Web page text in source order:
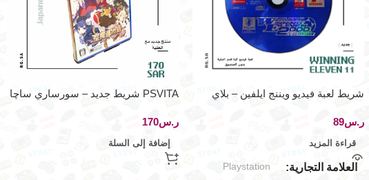
شريط لعبة فيديو ويننج ايلفين – بلاي
ر.س
قراءة المزيد
العلامة التجارية Playstation
PSVITA شريط جديد – سورساري ساچا
ر.س
إضافة إلى السلة